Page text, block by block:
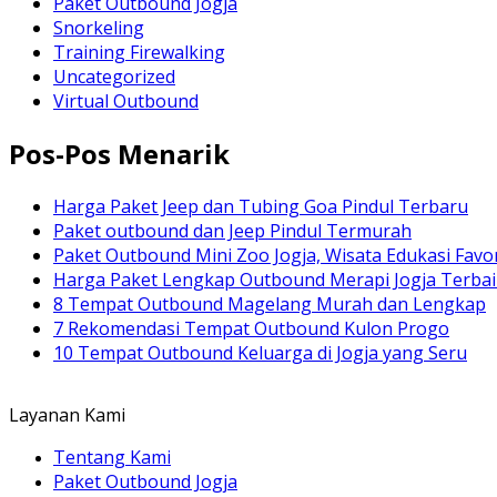
Snorkeling
Training Firewalking
Uncategorized
Virtual Outbound
Pos-Pos Menarik
Harga Paket Jeep dan Tubing Goa Pindul Terbaru
Paket outbound dan Jeep Pindul Termurah
Paket Outbound Mini Zoo Jogja, Wisata Edukasi
Harga Paket Lengkap Outbound Merapi Jogja
8 Tempat Outbound Magelang Murah dan Lengkap
7 Rekomendasi Tempat Outbound Kulon Progo
10 Tempat Outbound Keluarga di Jogja yang Seru
Layanan Kami
Tentang Kami
Paket Outbound Jogja